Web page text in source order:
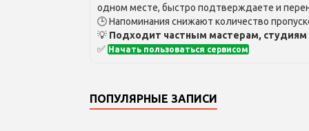
одном месте, быстро подтверждаете и
🕒 Напоминания снижают количество
💡 Подходит частным мастерам,
✅ Начать пользоваться сервисом
ПОПУЛЯРНЫЕ ЗАПИСИ